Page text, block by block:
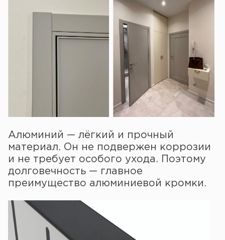
Алюминий — лёгкий и прочный
материал. Он не подвержен коррозии
и не требует особого ухода. Поэтому
долговечность — главное
преимущество алюминиевой кромки.